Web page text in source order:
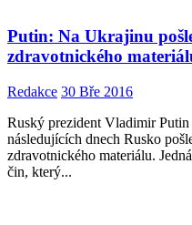
Putin: Na Ukrajinu
zdravotnického
Redakce 30 Bře 2016
Ruský prezident Vladimir
následujících dnech Rusko
zdravotnického materiálu.
čin, který...